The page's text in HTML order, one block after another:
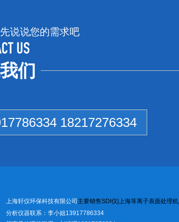
说说您的需求吧
US
们
18217276334
上海轩仪环保科技有限公司 主要销售SD 仪 上海等离子表面处理机|
分析仪器联系：李小姐13917786334